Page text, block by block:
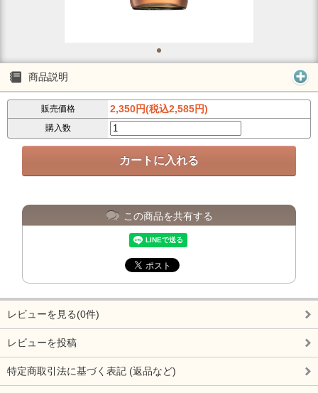
商品説明
販売価格 2,350円(税込2,585円)
購入数
この商品を共有する
レビューを見る(0件)
レビューを投稿
特定商取引法に基づく表記 (返品など)